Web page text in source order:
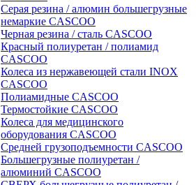
Серая резина / алюмин большегрузные
немаркие CASCOO
Черная резина / сталь CASCOO
Красный полиуретан / полиамид
CASCOO
Колеса из нержавеющей стали INOX
CASCOO
Полиамидные CASCOO
Термостойкие CASCOO
Колеса для медицинского
оборудования CASCOO
Средней грузоподъемности CASCOO
Большегрузные полиуретан /
алюминий CASCOO